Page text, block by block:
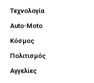
Τεχνολογία
Auto-Moto
Κόσμος
Πολιτισμός
Αγγελίες